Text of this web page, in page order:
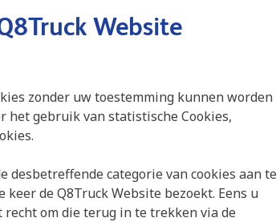
Website
zonder uw toestemming kunnen worden
gebruik van statistische Cookies,
desbetreffende categorie van cookies aan te
de Q8Truck Website bezoekt. Eens u
om die terug in te trekken via de